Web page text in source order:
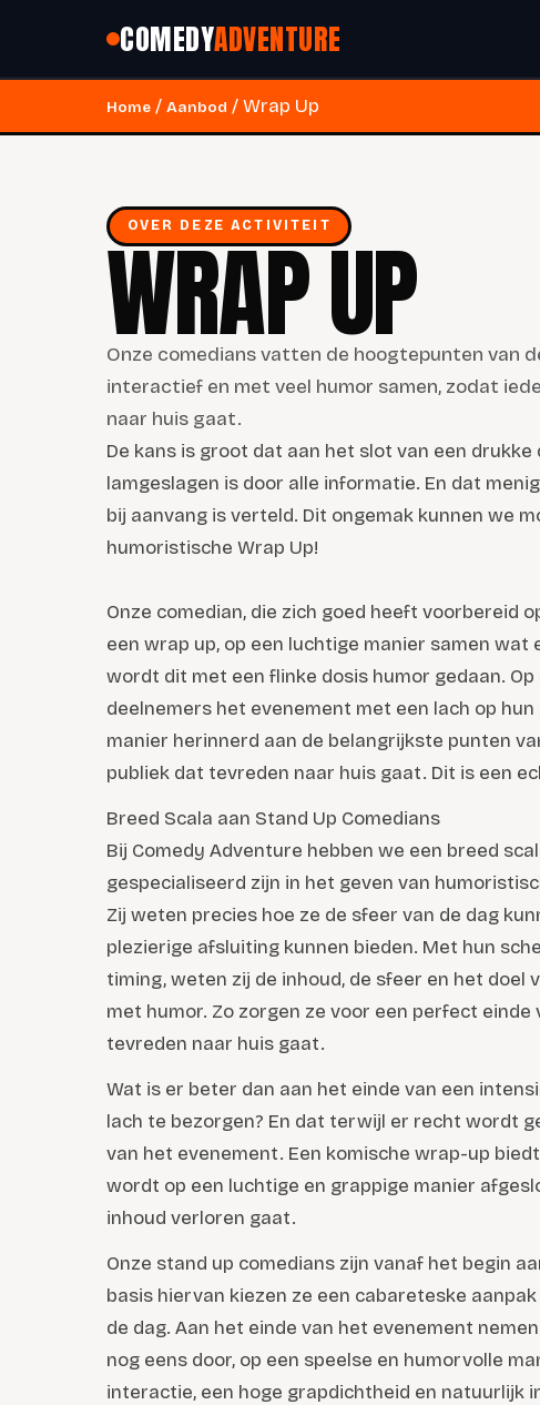
COMEDYADVENTURE
Home / Aanbod / Wrap Up
OVER DEZE ACTIVITEIT
WRAP UP
Onze comedians vatten de hoogtepunten van
interactief en met veel humor samen, zodat
naar huis gaat.
De kans is groot dat aan het slot van een
lamgeslagen is door alle informatie. En dat
bij aanvang is verteld. Dit ongemak kunnen we
humoristische Wrap Up!
Onze comedian, die zich goed heeft voorbereid
een wrap up, op een luchtige manier samen wat
wordt dit met een flinke dosis humor gedaan.
deelnemers het evenement met een lach op
manier herinnerd aan de belangrijkste punten
publiek dat tevreden naar huis gaat. Dit is een
Breed Scala aan Stand Up Comedians
Bij Comedy Adventure hebben we een breed
gespecialiseerd zijn in het geven van
Zij weten precies hoe ze de sfeer van de dag
plezierige afsluiting kunnen bieden. Met hun
timing, weten zij de inhoud, de sfeer en het doel
met humor. Zo zorgen ze voor een perfect
tevreden naar huis gaat.
Wat is er beter dan aan het einde van een
lach te bezorgen? En dat terwijl er recht wordt
van het evenement. Een komische wrap-up
wordt op een luchtige en grappige manier
inhoud verloren gaat.
Onze stand up comedians zijn vanaf het begin
basis hiervan kiezen ze een cabareteske
de dag. Aan het einde van het evenement
nog eens door, op een speelse en humorvolle
interactie, een hoge grapdichtheid en natuurlijk